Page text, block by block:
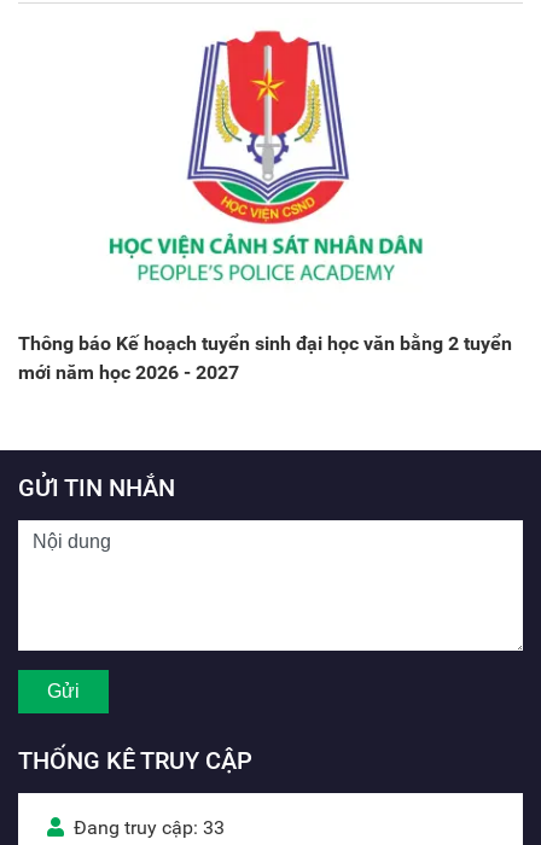
Thông báo Kế hoạch tuyển sinh đại học văn bằng 2 tuyển
mới năm học 2026 - 2027
GỬI TIN NHẮN
THỐNG KÊ TRUY CẬP
Đang truy cập: 33